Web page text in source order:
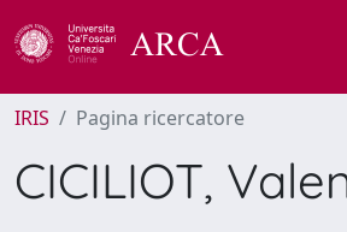
IRIS Pagina ricercatore
CICILIOT,